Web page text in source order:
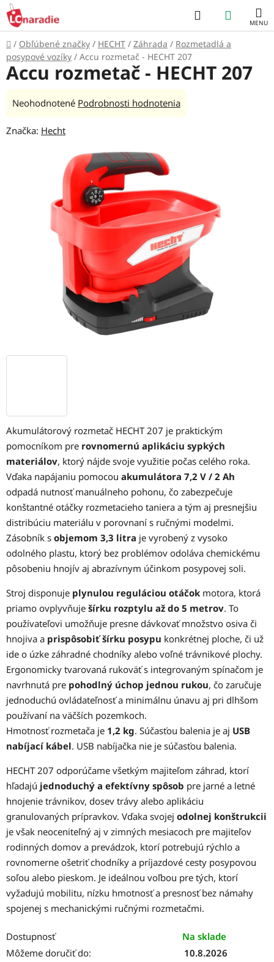
Prejsť
na
obsah
Hľadať
KOŠÍK
Domov
/ Obľúbené značky / HECHT / Záhrada / Rozmetadlá a
posypové vozíky / Accu rozmetač - HECHT 207
Akumulátorový rozmetač HECHT 207 je praktickým
pomocníkom pre rovnomernú aplikáciu sypkých
materiálov, ktorý nájde svoje využitie počas celého roka.
Vďaka napájaniu pomocou akumulátora 7,2 V / 2 Ah
odpadá nutnosť manuálneho pohonu, čo zabezpečuje
konštantné otáčky rozmetacieho taniera a tým aj presnejšiu
distribúciu materiálu v porovnaní s ručnými modelmi.
Zásobník s objemom 3,3 litra je vyrobený z vysoko
odolného plastu, ktorý bez problémov odoláva chemickému
pôsobeniu hnojív aj abrazívnym účinkom posypovej soli.
Stroj disponuje plynulou reguláciou otáčok motora, ktorá
priamo ovplyvňuje šírku rozptylu až do 5 metrov. To
používateľovi umožňuje presne dávkovať množstvo osiva či
hnojiva a prispôsobiť šírku posypu konkrétnej ploche, či už
ide o úzke záhradné chodníky alebo voľné trávnikové plochy.
Ergonomicky tvarovaná rukoväť s integrovaným spínačom je
navrhnutá pre pohodlný úchop jednou rukou, čo zaručuje
jednoduchú ovládateľnosť a minimálnu únavu aj pri dlhšom
používaní na väčších pozemkoch.
Hmotnosť rozmetača je 1,2 kg. Súčasťou balenia je aj USB
nabíjací kábel. USB nabíjačka nie je súčasťou balenia.
HECHT 207 odporúčame všetkým majiteľom záhrad, ktorí
hľadajú jednoduchý a efektívny spôsob pre jarné a letné
hnojenie trávnikov, dosev trávy alebo aplikáciu
granulovaných prípravkov. Vďaka svojej odolnej konštrukcii
je však neoceniteľný aj v zimných mesiacoch pre majiteľov
rodinných domov a prevádzok, ktorí potrebujú rýchlo a
rovnomerne ošetriť chodníky a príjazdové cesty posypovou
soľou alebo pieskom. Je ideálnou voľbou pre tých, ktorí
vyžadujú mobilitu, nízku hmotnosť a presnosť bez námahy
spojenej s mechanickými ručnými rozmetačmi.
Dostupnosť
Na sklade
Môžeme doručiť do:
10.8.2026
Accu rozmetač - HECHT 207
Priemerné
produktu
hviezdičiek.
Neohodnotené Podrobnosti hodnotenia
Značka: Hecht